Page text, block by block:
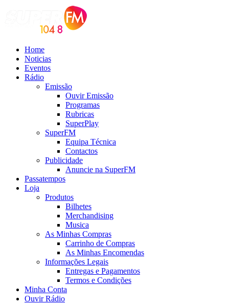
Home
Noticias
Eventos
Rádio
Emissão
Ouvir Emissão
Programas
Rubricas
SuperPlay
SuperFM
Equipa Técnica
Contactos
Publicidade
Anuncie na SuperFM
Passatempos
Loja
Produtos
Bilhetes
Merchandising
Musica
As Minhas Compras
Carrinho de Compras
As Minhas Encomendas
Informações Legais
Entregas e Pagamentos
Termos e Condições
Minha Conta
Ouvir Rádio